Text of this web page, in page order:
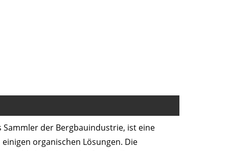
Sammler der Bergbauindustrie, ist eine
organischen Lösungen. Die